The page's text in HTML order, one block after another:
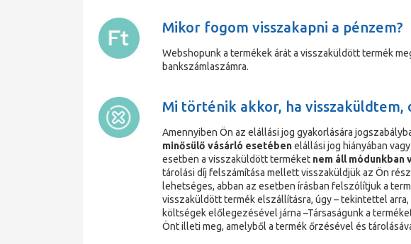
Mikor fogom visszakapni a pénzem?
Webshopunk a termékek árát a visszaküldött termék
bankszámlaszámra.
Mi történik akkor, ha visszaküldtem,
Amennyiben Ön az elállási jog gyakorlására
minősülő vásárló esetébenelállási jog hiányában
esetben a visszaküldött terméket nem áll módunkban
tárolási díj felszámítása mellett visszaküldjük az Ön
lehetséges, abban az esetben írásban felszólítjuk a
visszaküldött termék elszállításra, úgy – tekintettel
költségek előlegezésével járna –Társaságunk a
Önt illeti meg, amelyből a termék őrzésével és